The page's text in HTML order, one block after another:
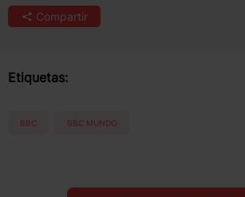
Compartir
Etiquetas:
BBC BBC MUNDO